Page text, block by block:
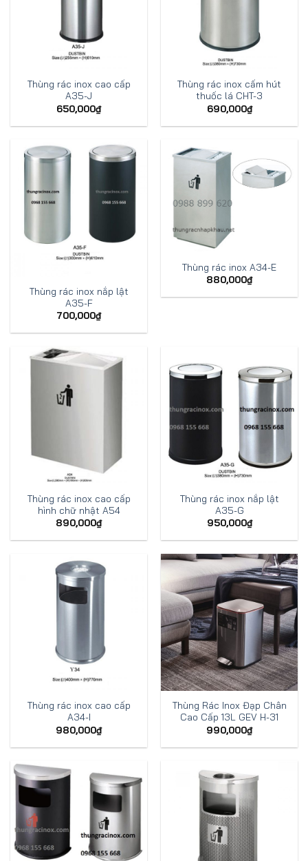
Thùng rác inox cao cấp
A35-J
650,000₫
Thùng rác inox cấm hút
thuốc lá CHT-3
690,000₫
Thùng rác inox nắp lật
A35-F
700,000₫
Thùng rác inox A34-E
880,000₫
Thùng rác inox cao cấp
hình chữ nhật A54
890,000₫
Thùng rác inox nắp lật
A35-G
950,000₫
Thùng rác inox cao cấp
A34-I
980,000₫
Thùng Rác Inox Đạp Chân
Cao Cấp 13L GEV H-31
990,000₫